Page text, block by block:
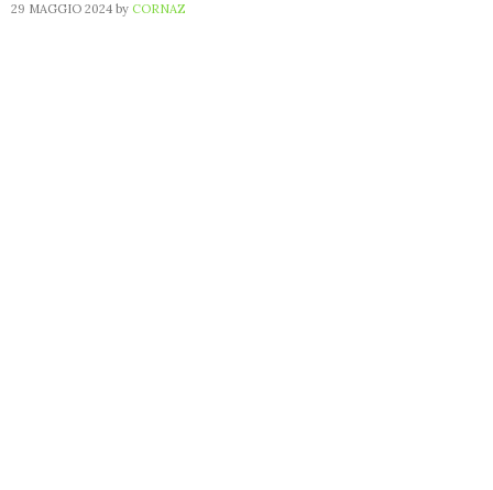
29 MAGGIO 2024 by CORNAZ